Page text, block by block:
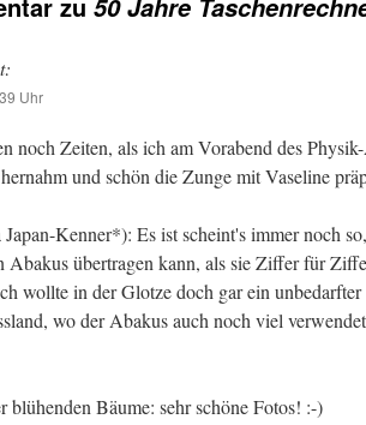
50 Jahre
Uhr
noch Zeiten, als ich am Vorabend des
und schön die Zunge mit Vaseline
Japan-Kenner*): Es ist scheint's immer noch
Abakus übertragen kann, als sie Ziffer für
wollte in der Glotze doch gar ein
wo der Abakus auch noch viel
blühenden Bäume: sehr schöne Fotos! :-)